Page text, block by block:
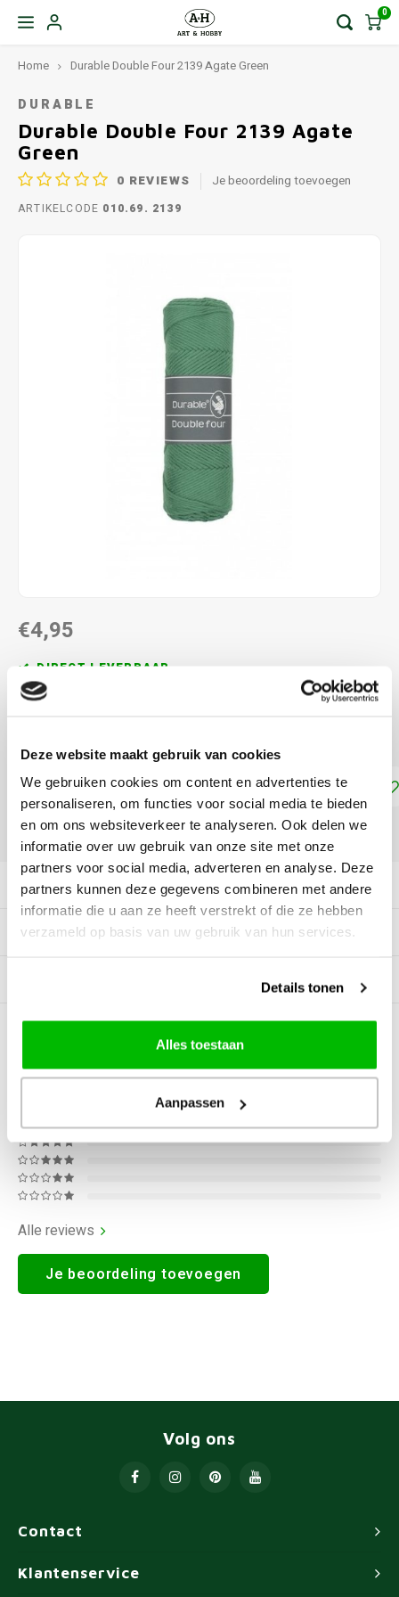
Deze website maakt gebruik van cookies
We gebruiken cookies om content en advertenties te
personaliseren, om functies voor social media te bieden
en om ons websiteverkeer te analyseren. Ook delen we
informatie over uw gebruik van onze site met onze
partners voor social media, adverteren en analyse. Deze
partners kunnen deze gegevens combineren met andere
informatie die u aan ze heeft verstrekt of die ze hebben
verzameld op basis van uw gebruik van hun services.
Details tonen
Alles toestaan
Aanpassen
0
Home Durable Double Four 2139 Agate Green
DURABLE
Durable Double Four 2139 Agate
Green
0 REVIEWS Je beoordeling toevoegen
ARTIKELCODE 010.69. 2139
€4,95
DIRECT LEVERBAAR
100% katoen naalddikte: 4.5 - 5.0 mm. 100 gram per bol
Toevoegen aan winkelwagen
DELEN:
Productomschrijving
Specificaties
STERREN OP BASIS VAN
0Reviews
Alle reviews
Je beoordeling toevoegen
Contact
Volg ons
Klantenservice